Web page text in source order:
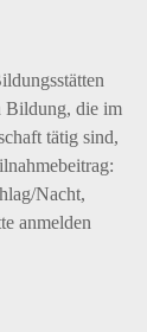
Bildung, die im
tätig sind,
Nacht,
anmelden